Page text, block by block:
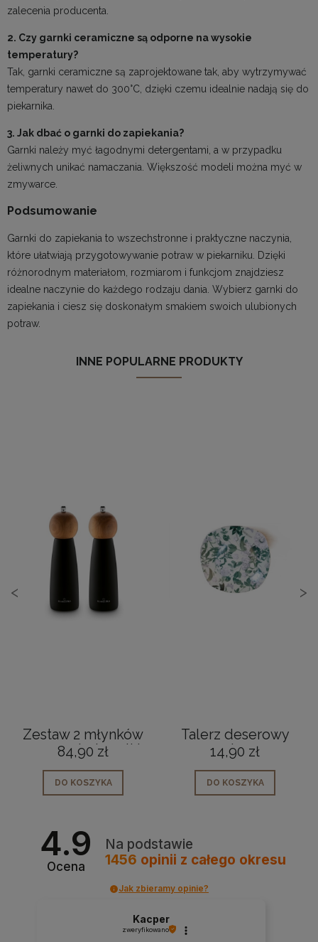
zalecenia producenta.
2. Czy garnki ceramiczne są odporne na wysokie
temperatury?
Tak, garnki ceramiczne są zaprojektowane tak, aby wytrzymywać
temperatury nawet do 300°C, dzięki czemu idealnie nadają się do
piekarnika.
3. Jak dbać o garnki do zapiekania?
Garnki należy myć łagodnymi detergentami, a w przypadku
żeliwnych unikać namaczania. Większość modeli można myć w
zmywarce.
Podsumowanie
Garnki do zapiekania to wszechstronne i praktyczne naczynia,
które ułatwiają przygotowywanie potraw w piekarniku. Dzięki
różnorodnym materiałom, rozmiarom i funkcjom znajdziesz
idealne naczynie do każdego rodzaju dania. Wybierz garnki do
zapiekania i ciesz się doskonałym smakiem swoich ulubionych
potraw.
INNE POPULARNE PRODUKTY
<
Zestaw 2 młynków
ręcznych do soli i
kauczukowe 21cm
84,90 zł
DO KOSZYKA
Talerz deserowy
porcelanowy
herbal mist 19cm
14,90 zł
DO KOSZYKA
>
4.9
Ocena
Na podstawie
1456 opinii z całego okresu
Jak zbieramy opinie?
Kacper
zweryfikowano